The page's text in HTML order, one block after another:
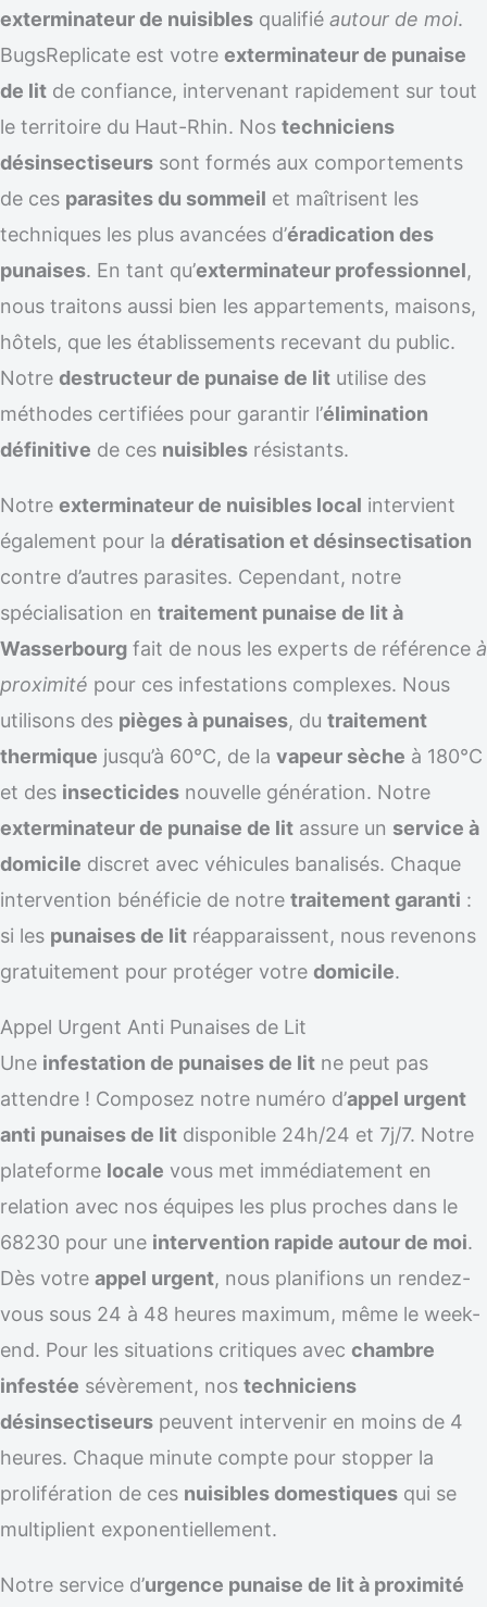
exterminateur de nuisibles qualifié autour de moi.
BugsReplicate est votre exterminateur de punaise
de lit de confiance, intervenant rapidement sur tout
le territoire du Haut-Rhin. Nos techniciens
désinsectiseurs sont formés aux comportements
de ces parasites du sommeil et maîtrisent les
techniques les plus avancées d’éradication des
punaises. En tant qu’exterminateur professionnel,
nous traitons aussi bien les appartements, maisons,
hôtels, que les établissements recevant du public.
Notre destructeur de punaise de lit utilise des
méthodes certifiées pour garantir l’élimination
définitive de ces nuisibles résistants.
Notre exterminateur de nuisibles local intervient
également pour la dératisation et désinsectisation
contre d’autres parasites. Cependant, notre
spécialisation en traitement punaise de lit à
Wasserbourg fait de nous les experts de référence à
proximité pour ces infestations complexes. Nous
utilisons des pièges à punaises, du traitement
thermique jusqu’à 60°C, de la vapeur sèche à 180°C
et des insecticides nouvelle génération. Notre
exterminateur de punaise de lit assure un service à
domicile discret avec véhicules banalisés. Chaque
intervention bénéficie de notre traitement garanti :
si les punaises de lit réapparaissent, nous revenons
gratuitement pour protéger votre domicile.
Appel Urgent Anti Punaises de Lit
Une infestation de punaises de lit ne peut pas
attendre ! Composez notre numéro d’appel urgent
anti punaises de lit disponible 24h/24 et 7j/7. Notre
plateforme locale vous met immédiatement en
relation avec nos équipes les plus proches dans le
68230 pour une intervention rapide autour de moi.
Dès votre appel urgent, nous planifions un rendez-
vous sous 24 à 48 heures maximum, même le week-
end. Pour les situations critiques avec chambre
infestée sévèrement, nos techniciens
désinsectiseurs peuvent intervenir en moins de 4
heures. Chaque minute compte pour stopper la
prolifération de ces nuisibles domestiques qui se
multiplient exponentiellement.
Notre service d’urgence punaise de lit à proximité